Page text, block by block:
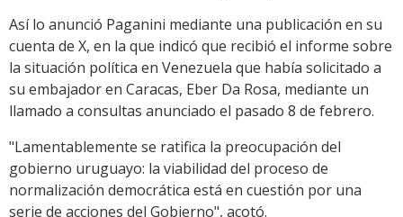
Así lo anunció Paganini mediante una publicación en su
cuenta de X, en la que indicó que recibió el informe sobre
la situación política en Venezuela que había solicitado a
su embajador en Caracas, Eber Da Rosa, mediante un
llamado a consultas anunciado el pasado 8 de febrero.
"Lamentablemente se ratifica la preocupación del
gobierno uruguayo: la viabilidad del proceso de
normalización democrática está en cuestión por una
serie de acciones del Gobierno", acotó.